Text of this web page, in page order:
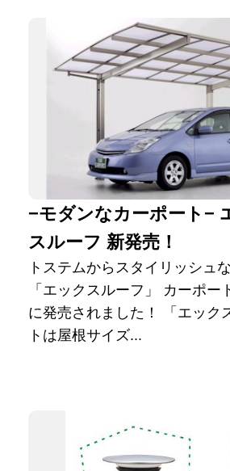
−モダンなカーポート−
スルーフ 新発売！
トステムからスタイリッシュ
「エックスルーフ」 カーポー
に発売されました！ 「エック
トは屋根サイズ...